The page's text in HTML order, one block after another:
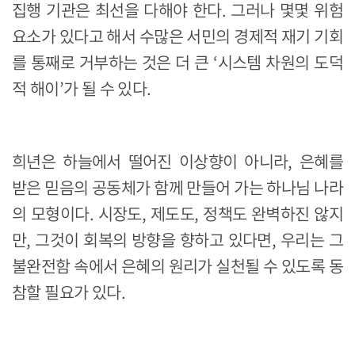
집행 기관은 최선을 다해야 한다. 그러나 몇몇 위험
요소가 있다고 해서 수많은 서민의 경제적 재기 기회
를 통째로 거부하는 것은 더 큰 ‘시스템 차원의 도덕
적 해이’가 될 수 있다.
희년은 하늘에서 떨어진 이상향이 아니라, 은혜를
받은 믿음의 공동체가 함께 만들어 가는 하나님 나라
의 모형이다. 시장도, 제도도, 정책도 완벽하진 않지
만, 그것이 회복의 방향을 향하고 있다면, 우리는 그
불완전함 속에서 은혜의 원리가 실천될 수 있도록 동
참할 필요가 있다.